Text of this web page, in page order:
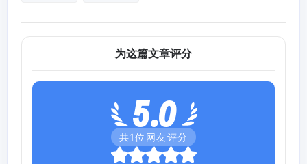
为这篇文章评分
5.0
共1位网友评分